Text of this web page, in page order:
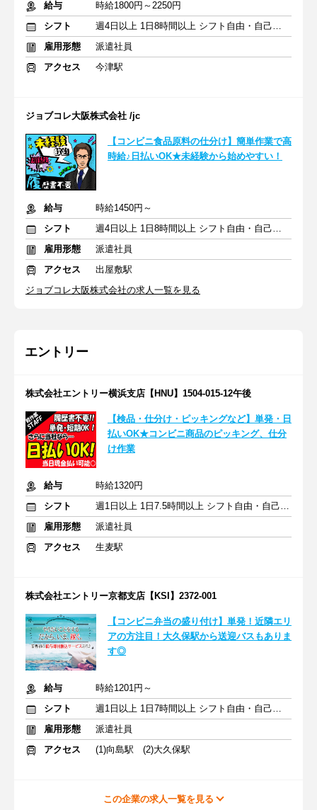
給与
時給1800円～2250円
シフト
週4日以上 1日8時間以上 シフト自由・自己申告
雇用形態
派遣社員
アクセス
今津駅
ジョブコレ大阪株式会社 /jc
【コンビニ食品原料の仕分け】簡単作業で高
時給♪日払いOK★未経験から始めやすい！
給与
時給1450円～
シフト
週4日以上 1日8時間以上 シフト自由・自己申告
雇用形態
派遣社員
アクセス
出屋敷駅
ジョブコレ大阪株式会社の求人一覧を見る
エントリー
株式会社エントリー横浜支店【HNU】1504-015-12午後
【検品・仕分け・ピッキングなど】単発・日
払いOK★コンビニ商品のピッキング、仕分
け作業
給与
時給1320円
シフト
週1日以上 1日7.5時間以上 シフト自由・自己申告
雇用形態
派遣社員
アクセス
生麦駅
株式会社エントリー京都支店【KSI】2372-001
【コンビニ弁当の盛り付け】単発！近隣エリ
アの方注目！大久保駅から送迎バスもありま
す◎
給与
時給1201円～
シフト
週1日以上 1日7時間以上 シフト自由・自己申告
雇用形態
派遣社員
アクセス
(1)向島駅 (2)大久保駅
この企業の求人一覧を見る